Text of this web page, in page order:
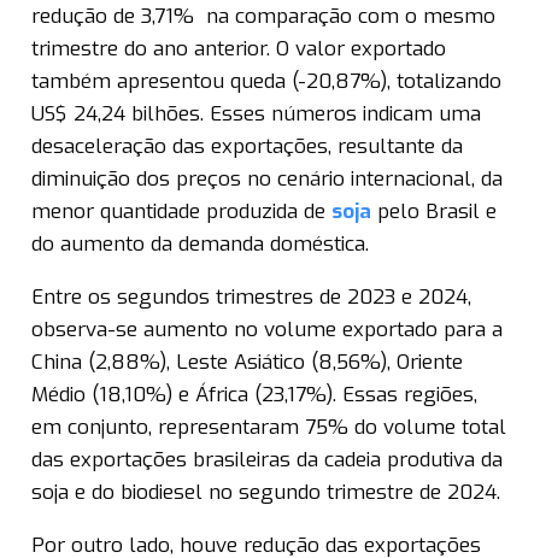
redução de 3,71% na comparação com o mesmo
trimestre do ano anterior. O valor exportado
também apresentou queda (-20,87%), totalizando
US$ 24,24 bilhões. Esses números indicam uma
desaceleração das exportações, resultante da
diminuição dos preços no cenário internacional, da
menor quantidade produzida de soja pelo Brasil e
do aumento da demanda doméstica.
Entre os segundos trimestres de 2023 e 2024,
observa-se aumento no volume exportado para a
China (2,88%), Leste Asiático (8,56%), Oriente
Médio (18,10%) e África (23,17%). Essas regiões,
em conjunto, representaram 75% do volume total
das exportações brasileiras da cadeia produtiva da
soja e do biodiesel no segundo trimestre de 2024.
Por outro lado, houve redução das exportações